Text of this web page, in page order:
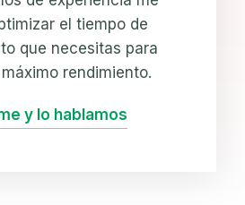
el tiempo de
que necesitas para
rendimiento.
y lo hablamos